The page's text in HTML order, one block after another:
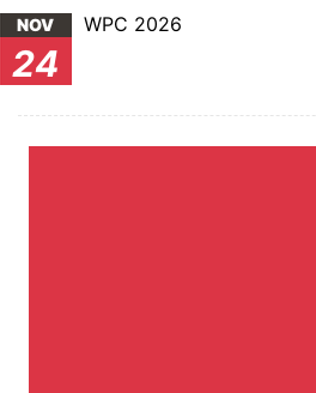
NOV
24
WPC 2026